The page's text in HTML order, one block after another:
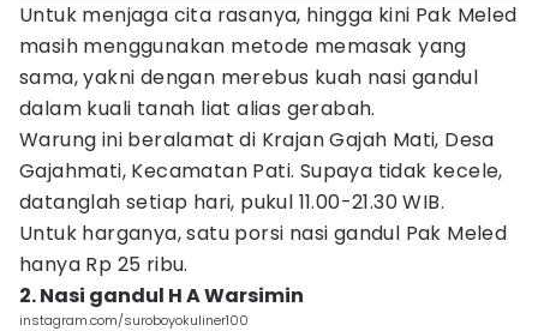
Untuk menjaga cita rasanya, hingga kini Pak Meled
masih menggunakan metode memasak yang
sama, yakni dengan merebus kuah nasi gandul
dalam kuali tanah liat alias gerabah.
Warung ini beralamat di Krajan Gajah Mati, Desa
Gajahmati, Kecamatan Pati. Supaya tidak kecele,
datanglah setiap hari, pukul 11.00-21.30 WIB.
Untuk harganya, satu porsi nasi gandul Pak Meled
hanya Rp 25 ribu.
2. Nasi gandul H A Warsimin
instagram.com/suroboyokuliner100